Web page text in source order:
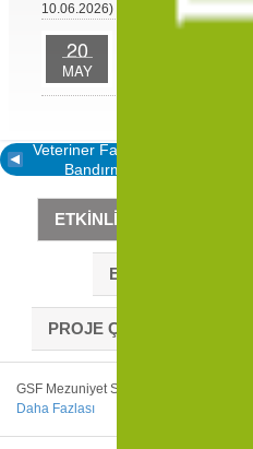
10.06.2026)
20
MAY
İşgücü Uyum
Personel
Veteriner Fakültesi Uygulama
Bandırma Koyunculuk
ETKİNLİKLER
E-BÜLTEN
PROJE ÇAĞRILARI
GSF Mezuniyet Sergisi
Daha Fazlası